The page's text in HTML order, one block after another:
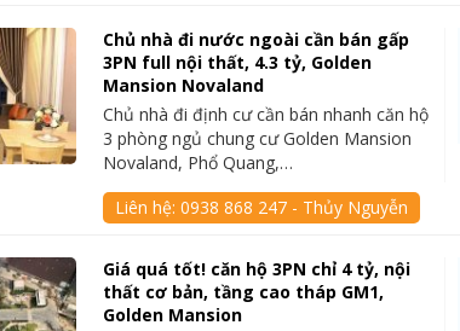
Chủ nhà đi nước ngoài cần bán gấp
3PN full nội thất, 4.3 tỷ, Golden
Mansion Novaland
Chủ nhà đi định cư cần bán nhanh căn hộ
3 phòng ngủ chung cư Golden Mansion
Novaland, Phổ Quang,…
Liên hệ:0938 868 247 - Thủy Nguyễn
Giá quá tốt! căn hộ 3PN chỉ 4 tỷ, nội
thất cơ bản, tầng cao tháp GM1,
Golden Mansion